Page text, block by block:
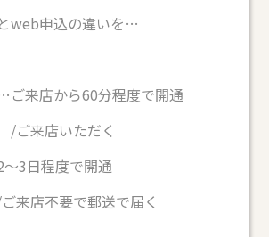
web申込の違いを…
ご来店から60分程度で開通
いただく
3日程度で開通
要で郵送で届く